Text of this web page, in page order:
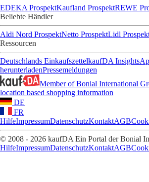
EDEKA ProspektKaufland ProspektREWE
Beliebte Händler
Aldi Nord ProspektNetto ProspektLidl
Ressourcen
Deutschlands EinkaufszettelkaufDA Insights
herunterladenPressemeldungen
Member of Bonial International
location based shopping information
DE
FR
HilfeImpressumDatenschutzKontaktAGB
© 2008 - 2026 kaufDA Ein Portal der Bonial
HilfeImpressumDatenschutzKontaktAGB